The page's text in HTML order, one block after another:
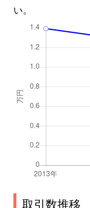
い。
取引数推移